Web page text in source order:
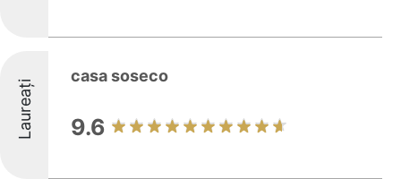
Laureați
casa soseco
9.6